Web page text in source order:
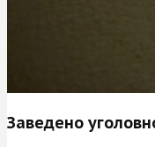
Заведено